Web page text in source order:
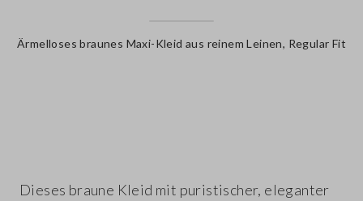
Ärmelloses braunes Maxi-Kleid aus reinem Leinen, Regular Fit
Dieses braune Kleid mit puristischer, eleganter